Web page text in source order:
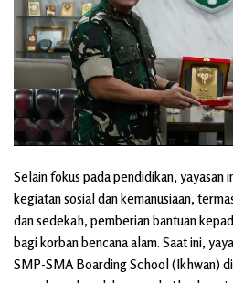
Selain fokus pada pendidikan, yayasan
kegiatan sosial dan kemanusiaan,
dan sedekah, pemberian bantuan
bagi korban bencana alam. Saat ini,
SMP-SMA Boarding School (Ikhwan)